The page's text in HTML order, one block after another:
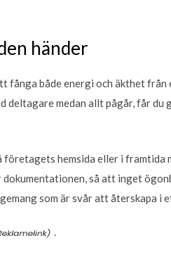
händer
både energi och äkthet från
medan allt pågår, får du
företagets hemsida eller i
så att inget
som är svår att återskapa i
.